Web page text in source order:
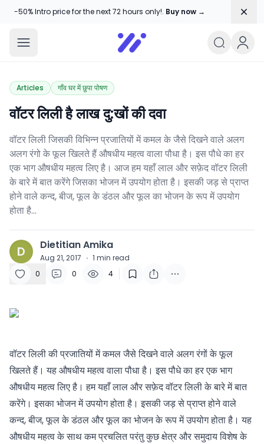
-50% Intro price for the next 72 hours only!. Buy now →
Amika Chitranshi
My WordPress Blog
Articles गाँव घर में छुपा पोषण
वॉटर लिली है लाख दु:खों की दवा
वॉटर लिली जिसकी विभिन्न प्रजातियों में कमल के जैसे दिखने वाले अलग
अलग रंगो के फूल खिलते हैं औषधीय महत्व वाला पौधा है। इस पौधे का हर
एक भाग औषधीय महत्व लिए है। आज हम यहाँ लाल और सफ़ेद वॉटर लिली
के बारे में बात करेंगे जिसका भोजन में उपयोग होता है। इसकी जड़ से प्राप्त
होने वाले कन्द, बीज, फूल के डंठल और फूल का भोजन के रूप में उपयोग
होता है…
D Dietitian Amika
Aug 21, 2017 · 1 min read
0
0 4
वॉटर लिली की प्रजातियों में कमल जैसे दिखने वाले अलग रंगों के फूल
खिलते हैं। यह औषधीय महत्व वाला पौधा है। इस पौधे का हर एक भाग
औषधीय महत्व लिए है। हम यहाँ लाल और सफ़ेद वॉटर लिली के बारे में बात
करेंगे। इसका भोजन में उपयोग होता है। इसकी जड़ से प्राप्त होने वाले
कन्द, बीज, फूल के डंठल और फूल का भोजन के रूप में उपयोग होता है। यह
औषधीय महत्व के साथ कम प्रचलित परंतु कुछ क्षेत्र और समुदाय विशेष के